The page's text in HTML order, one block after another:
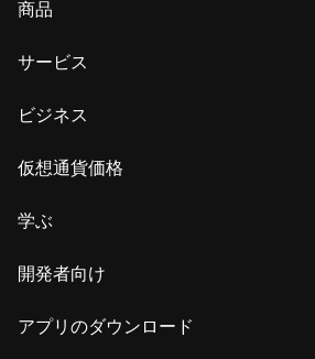
商品
サービス
ビジネス
仮想通貨価格
学ぶ
開発者向け
アプリのダウンロード